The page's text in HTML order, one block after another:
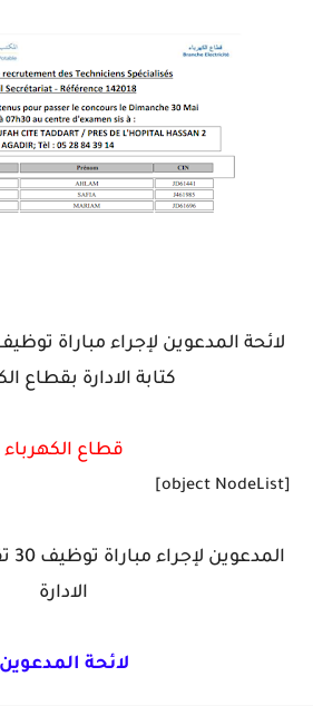
كتابة الادارة بقطاع
قطاع الكهرباء
[object NodeList]
الادارة
لائحة المدعوين